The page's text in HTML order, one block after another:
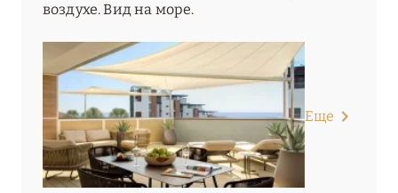
воздухе. Вид на море.
Еще